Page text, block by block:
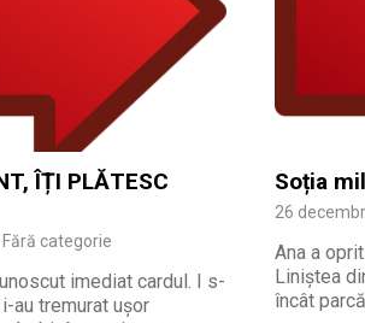
ÎȚI PLĂTESC
Fără categorie
imediat cardul. I s-
au tremurat ușor
Soția
26
Ana a
Liniștea
încât